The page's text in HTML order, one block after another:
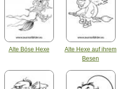
Alte Böse Hexe
Alte Hexe auf ihrem
Besen